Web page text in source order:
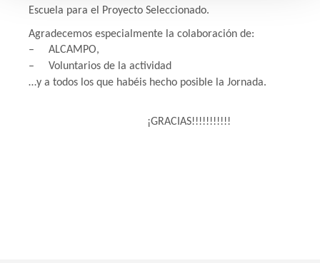
Escuela para el Proyecto Seleccionado.
Agradecemos especialmente la colaboración de:
–
ALCAMPO,
–
Voluntarios de la actividad
…y a todos los que habéis hecho posible la Jornada.
¡GRACIAS!!!!!!!!!!!